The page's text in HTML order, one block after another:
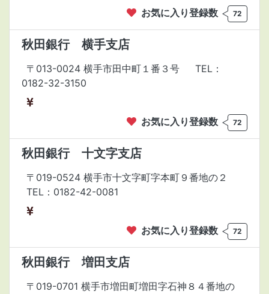
お気に入り登録数 72
秋田銀行 横手支店
〒013-0024 横手市田中町１番３号
TEL：
0182-32-3150
お気に入り登録数 72
秋田銀行 十文字支店
〒019-0524 横手市十文字町字本町９番地の２
TEL：0182-42-0081
お気に入り登録数 72
秋田銀行 増田支店
〒019-0701 横手市増田町増田字石神８４番地の